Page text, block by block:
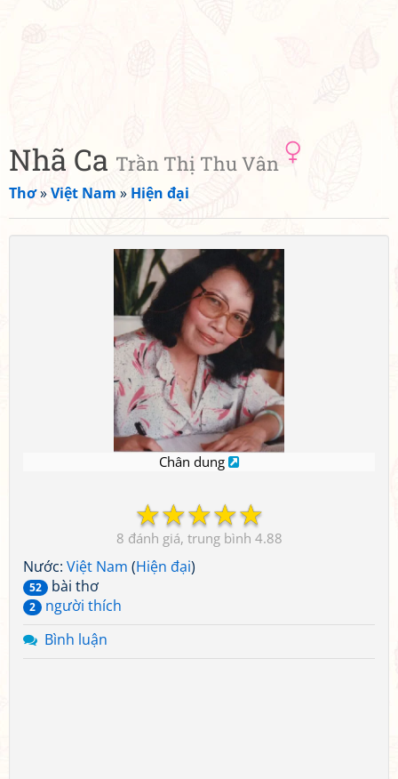
Nhã Ca Trần Thị Thu Vân
Thơ»Việt Nam » Hiện đại
Chân dung
☆
☆
☆
☆
☆
8 4.88
Nước: Việt Nam (Hiện đại)
52 bài thơ
2
người thích
Bình luận